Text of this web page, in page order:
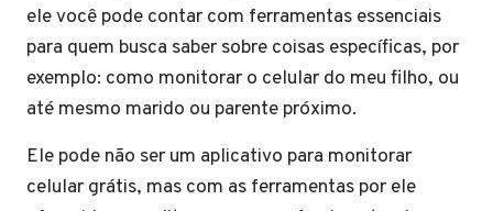
ele você pode contar com ferramentas essenciais
para quem busca saber sobre coisas específicas, por
exemplo: como monitorar o celular do meu filho, ou
até mesmo marido ou parente próximo.
Ele pode não ser um aplicativo para monitorar
celular grátis, mas com as ferramentas por ele